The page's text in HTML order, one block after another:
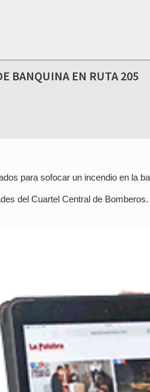
BANQUINA EN RUTA 205
para sofocar un incendio en la
del Cuartel Central de Bomberos.